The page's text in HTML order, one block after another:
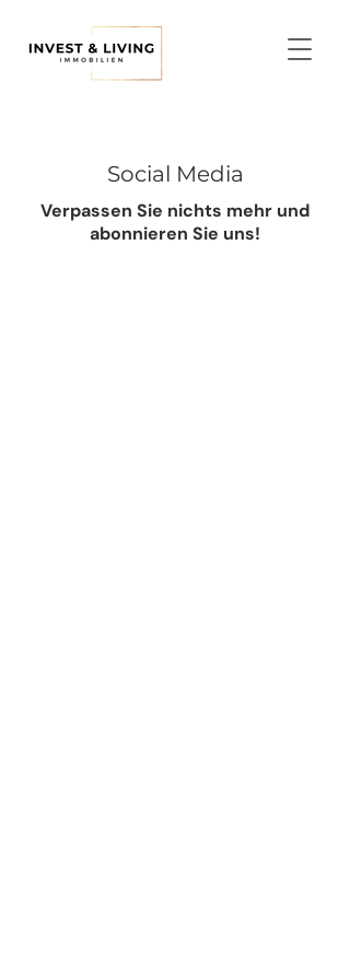
Social Media
Verpassen Sie nichts mehr und
abonnieren Sie uns!